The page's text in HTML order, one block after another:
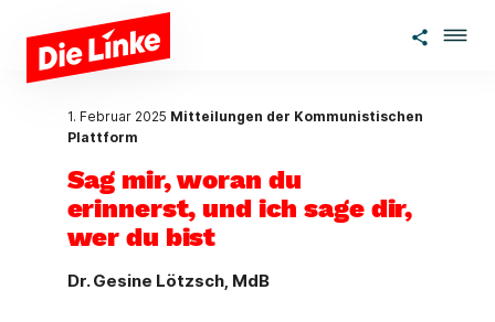
Zum Hauptinhalt springen
1. Februar 2025 Mitteilungen der Kommunistischen
Plattform
Sag mir, woran du
erinnerst, und ich sage dir,
wer du bist
Dr. Gesine Lötzsch, MdB